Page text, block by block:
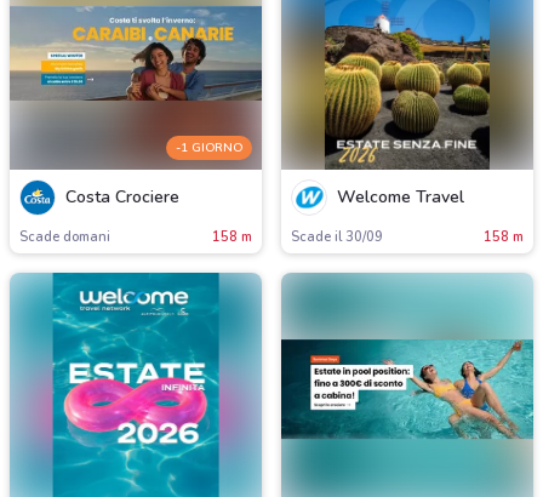
-1 GIORNO
Costa Crociere
Scade domani 158 m
Welcome Travel
Scade il 30/09 158 m